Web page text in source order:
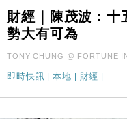
12:44
財經｜日本春
日圓干預創新高
11:12
國際｜特朗普
張
15:59
財經｜SA售股
財經｜陳茂波：十
勢大有可為
TONY CHUNG @ FORTUNE
即時快訊 |本地 | 財經 |